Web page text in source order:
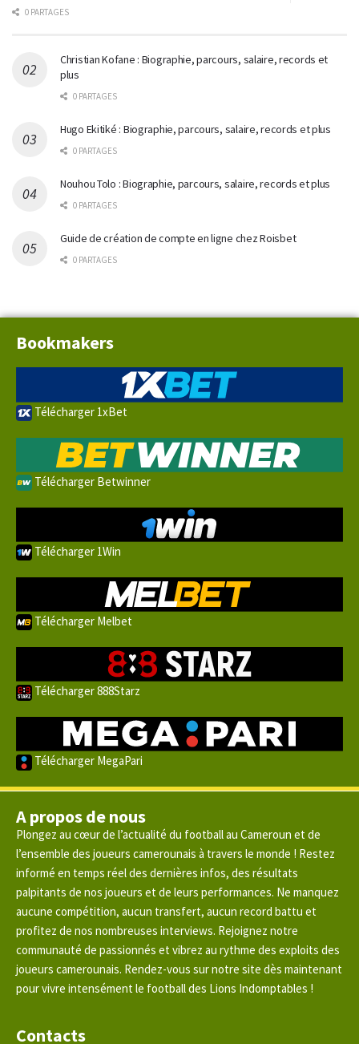
0 PARTAGES
Christian Kofane : Biographie, parcours, salaire, records et
plus
0 PARTAGES
Hugo Ekitiké : Biographie, parcours, salaire, records et plus
0 PARTAGES
Nouhou Tolo : Biographie, parcours, salaire, records et plus
0 PARTAGES
Guide de création de compte en ligne chez Roisbet
0 PARTAGES
Bookmakers
Télécharger 1xBet
Télécharger Betwinner
Télécharger 1Win
Télécharger Melbet
Télécharger 888Starz
Télécharger MegaPari
A propos de nous
Plongez au cœur de l’actualité du football au Cameroun et de
l’ensemble des joueurs camerounais à travers le monde ! Restez
informé en temps réel des dernières infos, des résultats
palpitants de nos joueurs et de leurs performances. Ne manquez
aucune compétition, aucun transfert, aucun record battu et
profitez de nos nombreuses interviews. Rejoignez notre
communauté de passionnés et vibrez au rythme des exploits des
joueurs camerounais. Rendez-vous sur notre site dès maintenant
pour vivre intensément le football des Lions Indomptables !
Contacts